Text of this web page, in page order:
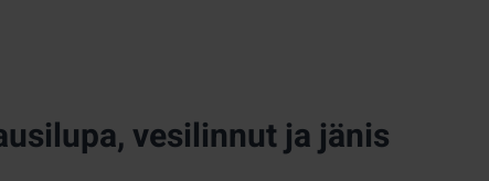
vesilinnut ja jänis